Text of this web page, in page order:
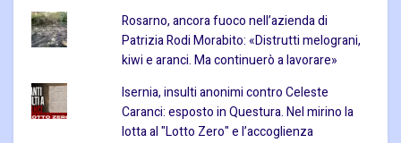
Rosarno, ancora fuoco nell’azienda di
Patrizia Rodi Morabito: «Distrutti melograni,
kiwi e aranci. Ma continuerò a lavorare»
Isernia, insulti anonimi contro Celeste
Caranci: esposto in Questura. Nel mirino la
lotta al "Lotto Zero" e l’accoglienza